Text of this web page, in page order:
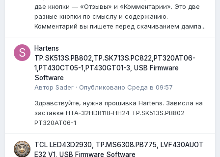
две кнопки — «Отзывы» и «Комментарии». Это две
разные кнопки по смыслу и содержанию.
Комментарий вы пишете перед скачиванием дампа...
Hartens
TP.SK513S.PB802,TP.SK713S.PC822,PT320AT06-
1,PT430CT05-1,PT430GT01-3, USB Firmware
Software
Автор Sader · Опубликовано Среда в 09:57
Здравствуйте, нужна прошивка Hartens. Зависла на
заставке HTA‑32HDR11B‑HH24 TP.SK513S.PB802
PT320AT06-1
TCL LED43D2930, TP.MS6308.PB775, LVF430AUOT
E32 V1, USB Firmware Software